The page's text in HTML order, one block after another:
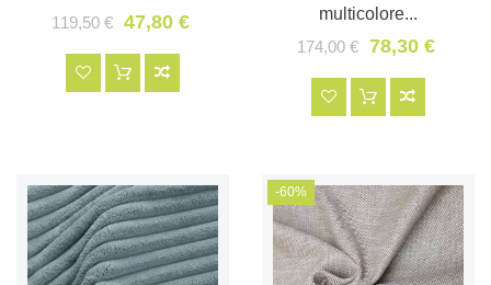
119,50 €
47,80 €
multicolore...
174,00 €
78,30 €
-60%